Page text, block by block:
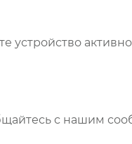
устройство
с нашим